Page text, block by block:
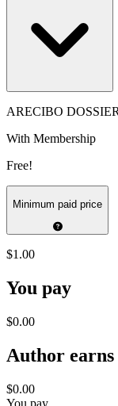
ARECIBO
With Membership
Free!
Minimum paid price
$1.00
You pay
$0.00
Author earns
$0.00
You pay